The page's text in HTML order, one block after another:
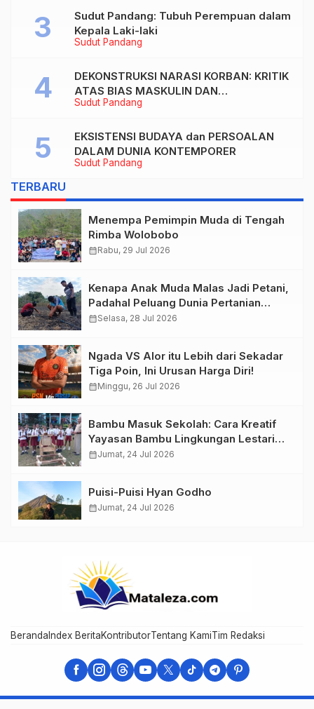
Sudut Pandang
Sudut Pandang: Tubuh Perempuan dalam
Kepala Laki-laki
Sudut Pandang
DEKONSTRUKSI NARASI KORBAN: KRITIK
ATAS BIAS MASKULIN DAN
OBJEKTIVIKASI PEREMPUAN DALAM
TUNTUTAN BELIS” KARYA AGUSTINUS
S. SASMITA
Sudut Pandang
EKSISTENSI BUDAYA dan PERSOALAN
DALAM DUNIA KONTEMPORER
TERBARU
Menempa Pemimpin Muda di Tengah
Rimba Wolobobo
calendar_monthRabu, 29 Jul 2026
Kenapa Anak Muda Malas Jadi Petani,
Padahal Peluang Dunia Pertanian
Menjanjikan?
calendar_monthSelasa, 28 Jul 2026
Ngada VS Alor itu Lebih dari Sekadar
Tiga Poin, Ini Urusan Harga Diri!
calendar_monthMinggu, 26 Jul 2026
Bambu Masuk Sekolah: Cara Kreatif
Yayasan Bambu Lingkungan Lestari
Rayakan Hari Anak Nasional di
calendar_monthJumat, 24 Jul 2026
Puisi-Puisi Hyan Godho
calendar_monthJumat, 24 Jul 2026
Beranda Index BeritaKontributorTentang KamiTim Redaksi